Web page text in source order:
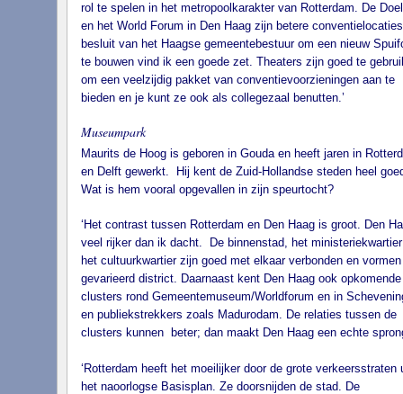
rol te spelen in het metropoolkarakter van Rotterdam. De
en het World Forum in Den Haag zijn betere
besluit van het Haagse gemeentebestuur om een nieuw
te bouwen vind ik een goede zet. Theaters zijn goed te
om een veelzijdig pakket van conventievoorzieningen aan te
bieden en je kunt ze ook als collegezaal benutten.’
Museumpark
Maurits de Hoog is geboren in Gouda en heeft jaren in
en Delft gewerkt. Hij kent de Zuid-Hollandse steden heel
Wat is hem vooral opgevallen in zijn speurtocht?
‘Het contrast tussen Rotterdam en Den Haag is groot. Den
veel rijker dan ik dacht. De binnenstad, het
het cultuurkwartier zijn goed met elkaar verbonden en
gevarieerd district. Daarnaast kent Den Haag ook opkomende
clusters rond Gemeentemuseum/Worldforum en in
en publiekstrekkers zoals Madurodam. De relaties tussen de
clusters kunnen beter; dan maakt Den Haag een echte
‘Rotterdam heeft het moeilijker door de grote verkeersstraten
het naoorlogse Basisplan. Ze doorsnijden de stad. De